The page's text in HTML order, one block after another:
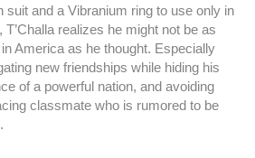
suit and a Vibranium ring to use only in
realizes he might not be as
America as he thought. Especially
new friendships while hiding his
of a powerful nation, and avoiding
classmate who is rumored to be